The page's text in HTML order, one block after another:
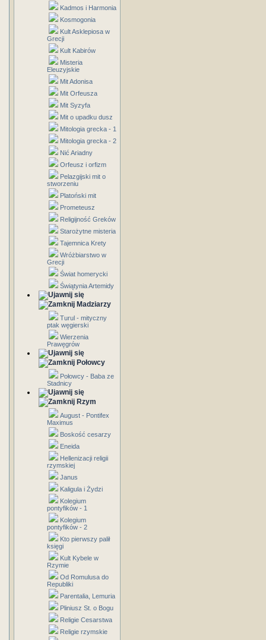
Kadmos i Harmonia
Kosmogonia
Kult Asklepiosa w
Grecji
Kult Kabirów
Misteria
Eleuzyjskie
Mit Adonisa
Mit Orfeusza
Mit Syzyfa
Mit o upadku dusz
Mitologia grecka - 1
Mitologia grecka - 2
Nić Ariadny
Orfeusz i orfizm
Pelazgijski mit o
stworzeniu
Platoński mit
Prometeusz
Religijność Greków
Starożytne misteria
Tajemnica Krety
Wróżbiarstwo w
Grecji
Świat homerycki
Świątynia Artemidy
Madziarzy
Turul - mityczny
ptak węgierski
Wierzenia
Prawęgrów
Połowcy
Połowcy - Baba ze
Stadnicy
Rzym
August - Pontifex
Maximus
Boskość cesarzy
Eneida
Hellenizacji religii
rzymskiej
Janus
Kaligula i Żydzi
Kolegium
pontyfików - 1
Kolegium
pontyfików - 2
Kto pierwszy palił
księgi
Kult Kybele w
Rzymie
Od Romulusa do
Republiki
Parentalia, Lemuria
Pliniusz St. o Bogu
Religie Cesarstwa
Religie rzymskie